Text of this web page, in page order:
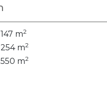
147 m2
254 m2
550 m2